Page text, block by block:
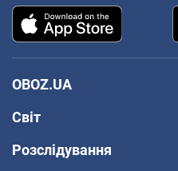
OBOZ.UA
Світ
Розслідування